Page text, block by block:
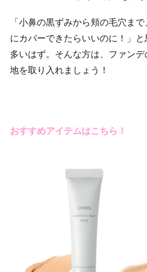
「小鼻の黒ずみから頬の毛穴ま
にカバーできたらいいのに！」
多いはず。そんな方は、ファン
地を取り入れましょう！
おすすめアイテムはこちら！